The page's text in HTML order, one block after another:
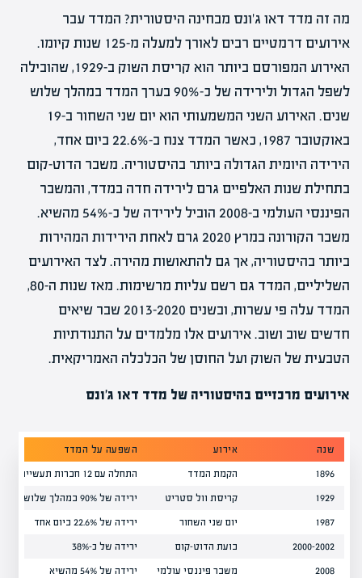
מה זה מדד דאו ג'ונס מבחינה היסטורית? המדד עבר
אירועים דרמטיים רבים לאורך למעלה מ-125 שנות קיומו.
האירוע המפורסם ביותר הוא קריסת השוק ב-1929, שהובילה
לשפל הגדול ולירידה של כ-90% בערך המדד במהלך שלוש
שנים. האירוע השני המשמעותי הוא יום שני השחור ב-19
באוקטובר 1987, כאשר המדד צנח ב-22.6% ביום אחד,
הירידה היומית הגדולה ביותר בהיסטוריה. משבר הדוט-קום
בתחילת שנות האלפיים גרם לירידה חדה במדד, והמשבר
הפיננסי העולמי ב-2008 הוביל לירידה של כ-54% מהשיא.
משבר הקורונה במרץ 2020 גרם לאחת הירידות המהירות
ביותר בהיסטוריה, אך גם להתאושות מהירה. לצד האירועים
השליליים, המדד גם רשם עליות מרשימות. מאז שנות ה-80,
המדד עלה פי עשרות, ובשנים
שבר שיאים
חדשים שוב ושוב. אירועים אלו מלמדים על התנודתיות
הטבעית של השוק ועל החוסן של הכלכלה האמריקאית.
אירועים מרכזיים בהיסטוריה של מדד דאו ג'ונס
שנה אירוע השפעה על המדד
1896 הקמת המדד התחלה עם 12 חברות תעשייתיות
1929 קריסת וול סטריט ירידה של 90% במהלך שלוש שנים
1987 יום שני השחור ירידה של 22.6% ביום אחד
2000-2002 בועת הדוט-קום ירידה של כ-38%
2008 משבר פיננסי עולמי ירידה של 54% מהשיא